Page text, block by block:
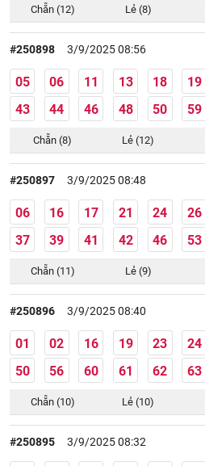
Chẵn (12) Lẻ (8)
#250898 3/9/2025 08:56
05 06 11 13 18 19
43
44 46 48 50 59
Chẵn (8) Lẻ (12)
#250897 3/9/2025 08:48
06 16 17 21 24 26
37
39 41 42 46 53
Chẵn (11) Lẻ (9)
#250896 3/9/2025 08:40
01 02 16 19 23 24
50
56 60 61 62 63
Chẵn (10) Lẻ (10)
#250895 3/9/2025 08:32